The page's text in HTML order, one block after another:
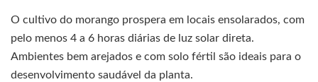
O cultivo do morango prospera em locais ensolarados, com
pelo menos 4 a 6 horas diárias de luz solar direta.
Ambientes bem arejados e com solo fértil são ideais para o
desenvolvimento saudável da planta.